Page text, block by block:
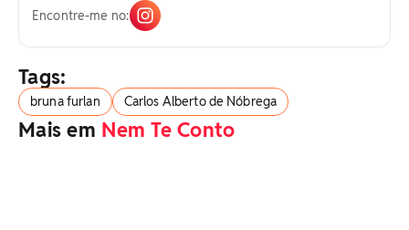
Encontre-me no:
Tags:
bruna furlan Carlos Alberto de Nóbrega
Mais em Nem Te Conto